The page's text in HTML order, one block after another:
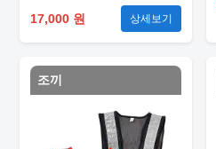
17,000 원
상세보기
조끼